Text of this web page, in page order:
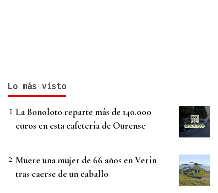
Lo más visto
La Bonoloto reparte más de 140.000
euros en esta cafetería de Ourense
Muere una mujer de 66 años en Verín
tras caerse de un caballo